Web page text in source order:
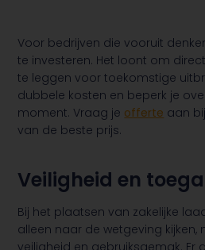
Voor bedrijven die vooruit
te investeren. Het loont om
te leggen voor toekomstige
dubbele kosten en beperk je
moment. Vraag je offerte aan
van de beste prijs.
Veiligheid en
Bij het plaatsen van zakelijke
alleen naar de wetgeving